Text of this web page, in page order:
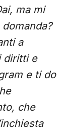
ma mi
a
diritti e
e ti do
che